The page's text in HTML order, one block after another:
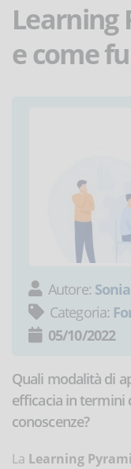
Learning
e come
Autore:
Categoria:
05/10/2022
Quali modalità di
efficacia in termini
conoscenze?
La Learning